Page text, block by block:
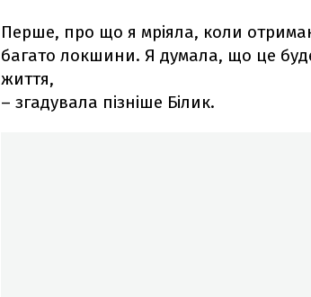
Перше, про що я мріяла, коли
багато локшини. Я думала, що це
життя,
– згадувала пізніше Білик.